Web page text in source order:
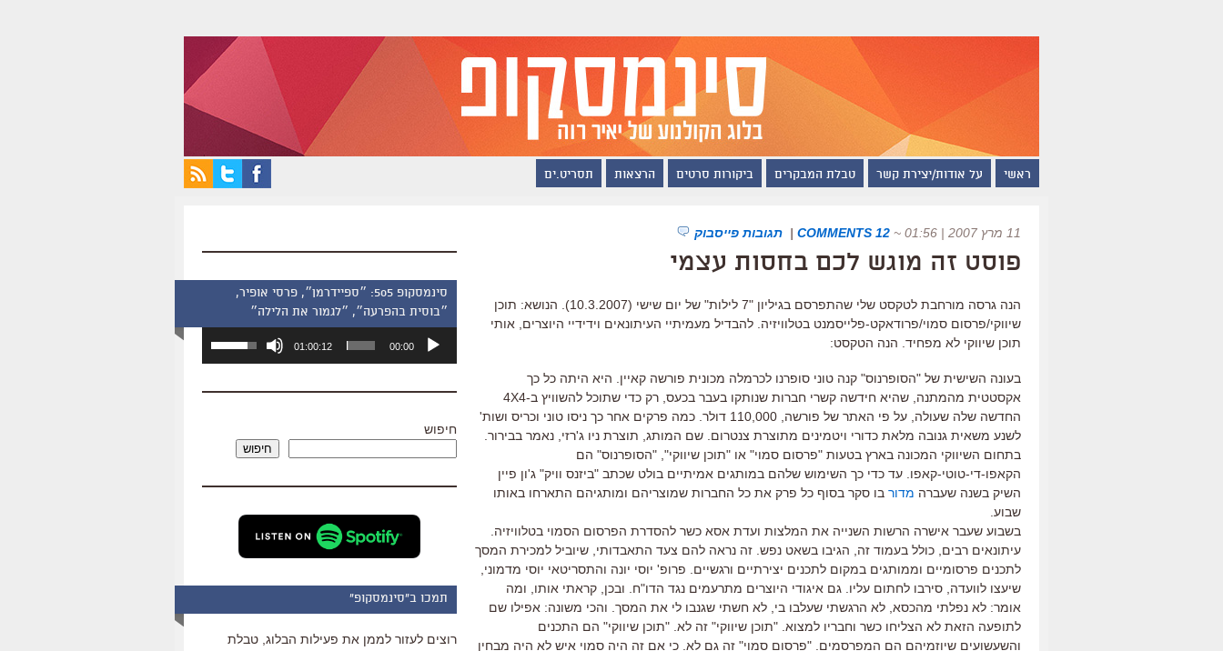
ראשי על אודות/יצירת קשר טבלת המבקרים ביקורות סרטים הרצאות תסריט.ים
11 מרץ 2007 | 01:56 ~
12 COMMENTS
| תגובות פייסבוק
פוסט זה מוגש לכם בחסות עצמי
הנה גרסה מורחבת לטקסט שלי שהתפרסם בגיליון "7 לילות" של יום שישי (10.3.2007). הנושא: תוכן
שיווקי/פרסום סמוי/פרודאקט-פלייסמנט בטלוויזיה. להבדיל מעמיתיי העיתונאים וידידיי היוצרים, אותי
תוכן שיווקי לא מפחיד. הנה הטקסט:
בעונה השישית של "הסופרנוס" קנה טוני סופרנו לכרמלה מכונית פורשה קאיין. היא היתה כל כך
אקסטטית מהמתנה, שהיא חידשה קשרי חברות שנותקו בעבר בכעס, רק כדי שתוכל להשוויץ ב-4X4
החדשה שלה שעולה, על פי האתר של פורשה, 110,000 דולר. כמה פרקים אחר כך ניסו טוני וכריס ושות'
לשנע משאית גנובה מלאת כדורי ויטמינים מתוצרת צנטרום. שם המותג, תוצרת ניו ג'רזי, נאמר בבירור.
בתחום השיווקי המכונה בארץ בטעות "פרסום סמוי" או "תוכן שיווקי", "הסופרנוס" הם
הקאפו-די-טוטי-קאפו. עד כדי כך השימוש שלהם במותגים אמיתיים בולט שכתב "ביזנס וויק" ג'ון פיין
השיק בשנה שעברה מדור בו סקר בסוף כל פרק את כל החברות שמוצריהם ומותגיהם התארחו באותו
שבוע.
בשבוע שעבר אישרה הרשות השנייה את המלצות ועדת אסא כשר להסדרת הפרסום הסמוי בטלוויזיה.
עיתונאים רבים, כולל בעמוד זה, הגיבו בשאט נפש. זה נראה להם צעד התאבדותי, שיוביל למכירת המסך
לתכנים פרסומיים וממותגים במקום לתכנים יצירתיים ורגשיים. פרופ' יוסי יונה והתסריטאי יוסי מדמוני,
שיעצו לוועדה, סירבו לחתום עליו. גם איגודי היוצרים מתרעמים נגד הדו"ח. ובכן, קראתי אותו, ומה
אומר: לא נפלתי מהכסא, לא הרגשתי שעלבו בי, לא חשתי שגנבו לי את המסך. והכי משונה: אפילו שם
לתופעה הזאת לא הצליחו כשר וחבריו למצוא. "תוכן שיווקי" זה לא. "תוכן שיווקי" הם התכנים
והשעשועים שיוזמיהם הם המפרסמים. "פרסום סמוי" זה גם לא. כי אם זה היה סמוי איש לא היה מבחין
סינמסקופ 505: ״ספיידרמן״, פרסי אופיר,
״בוסית בהפרעה״, ״לגמור את הלילה״
אודיו
00:00
01:00:12
השתמש
כדי
שמע.
חיפוש
חיפוש
תמכו ב"סינמסקופ"
רוצים לעזור לממן את פעילות הבלוג, טבלת